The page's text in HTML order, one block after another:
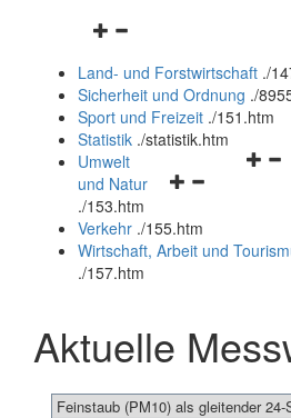
Navigationsmenü
und
schließen
Land- und Forstwirtschaft ./
Sicherheit und Ordnung ./
Sport und Freizeit ./151.htm
Statistik ./statistik.htm
Navigationsmenü
und
schließen
Umwelt
und Natur
./153.htm
Verkehr ./155.htm
Wirtschaft, Arbeit und
./157.htm
Aktuelle